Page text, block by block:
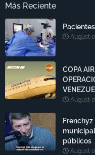
Más Reciente
August
COPA
August
públicos
August